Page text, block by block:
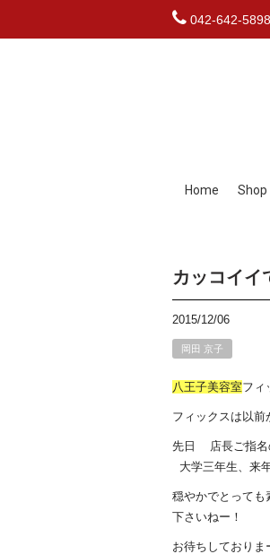
042-642-5898
Home
カッコイ
2015/12/06
岡田 京子
八王子美容室フィ
フィックスは以前
先日 店長ご指名
大学三年生、来
穏やかでとって
下さいねー！
お待ちしておりま